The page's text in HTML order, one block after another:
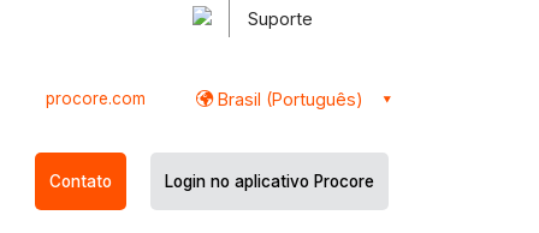
Suporte
procore.com Brasil (Português)
Contato Login no aplicativo Procore